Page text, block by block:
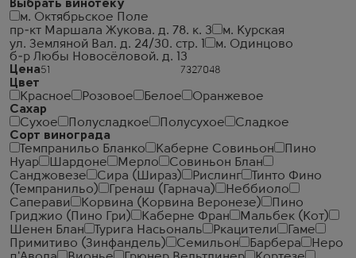
Выбрать винотеку
м. Октябрьское Поле
пр-кт Маршала Жукова. д. 78. к. 3
м. Курская
ул. Земляной Вал. д. 24/30. стр. 1
м. Одинцово
б-р Любы Новосёловой. д. 13
Цена
Цвет
Красное
Розовое Белое
Оранжевое
Сахар
Сухое
Полусладкое Полусухое
Сладкое
Сорт винограда
Темпранильо Бланко
Каберне Совиньон
Пино
Нуар
Шардоне Мерло
Совиньон Блан
Санджовезе
Сира (Шираз) Рислинг
Тинто Фино
(Темпранильо)
Гренаш (Гарнача)
Неббиоло
Саперави
Корвина (Корвина Веронезе)
Пино
Гриджио (Пино Гри)
Каберне Фран
Мальбек (Кот)
Шенен Блан
Турига Насьональ Ркацители
Гаме
Примитиво (Зинфандель)
Семильон Барбера
Неро